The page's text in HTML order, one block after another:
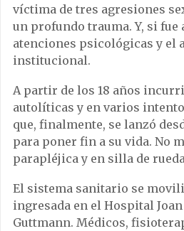
víctima de tres agresiones
un profundo trauma. Y, si
atenciones psicológicas y el
institucional.
A partir de los 18 años
autolíticas y en varios
que, finalmente, se lanzó
para poner fin a su vida. No
parapléjica y en silla de
El sistema sanitario se
ingresada en el Hospital
Guttmann. Médicos,